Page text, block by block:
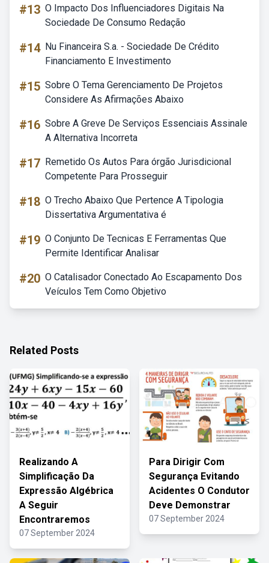
#13 O Impacto Dos Influenciadores Digitais Na
Sociedade De Consumo Redação
#14 Nu Financeira S.a. - Sociedade De Crédito
Financiamento E Investimento
#15 Sobre O Tema Gerenciamento De Projetos
Considere As Afirmações Abaixo
#16 Sobre A Greve De Serviços Essenciais Assinale
A Alternativa Incorreta
#17 Remetido Os Autos Para órgão Jurisdicional
Competente Para Prosseguir
#18 O Trecho Abaixo Que Pertence A Tipologia
Dissertativa Argumentativa é
#19 O Conjunto De Tecnicas E Ferramentas Que
Permite Identificar Analisar
#20 O Catalisador Conectado Ao Escapamento Dos
Veículos Tem Como Objetivo
Related Posts
Realizando A
Simplificação Da
Expressão Algébrica
A Seguir
Encontraremos
07 September 2024
Para Dirigir Com
Segurança Evitando
Acidentes O Condutor
Deve Demonstrar
07 September 2024